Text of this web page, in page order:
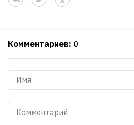
Комментариев: 0